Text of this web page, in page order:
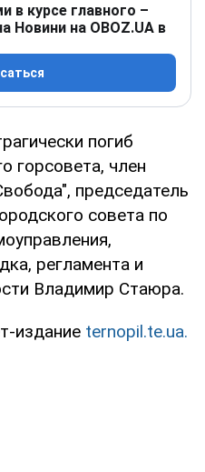
в курсе главного –
Новини на OBOZ.UA в
погиб
горсовета, член
председатель
совета по
регламента и
Владимир Стаюра.
издание ternopil.te.ua.